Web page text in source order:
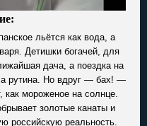
льётся как вода, а
Детишки богачей, для
дача, а поездка на
а рутина. Но вдруг — бах! —
как мороженое на солнце.
золотые канаты и
российскую реальность.